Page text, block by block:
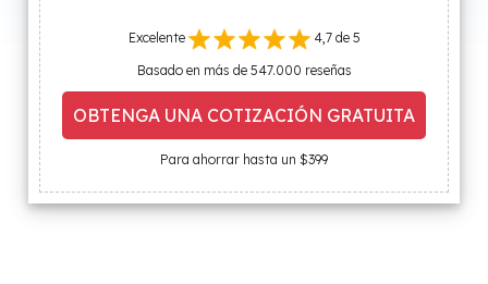
Excelente
4,7 de 5
Basado en más de 547.000 reseñas
OBTENGA UNA COTIZACIÓN GRATUITA
Para ahorrar hasta un $399